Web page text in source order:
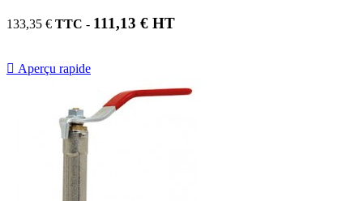
133,35 € TTC - 111,13 € HT
 Aperçu rapide